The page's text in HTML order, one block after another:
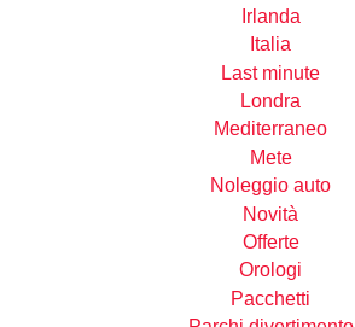
Irlanda
Italia
Last minute
Londra
Mediterraneo
Mete
Noleggio auto
Novità
Offerte
Orologi
Pacchetti